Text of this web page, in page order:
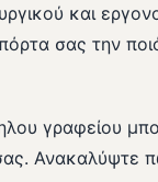
και
σας την
γραφείου
Ανακαλύψτε